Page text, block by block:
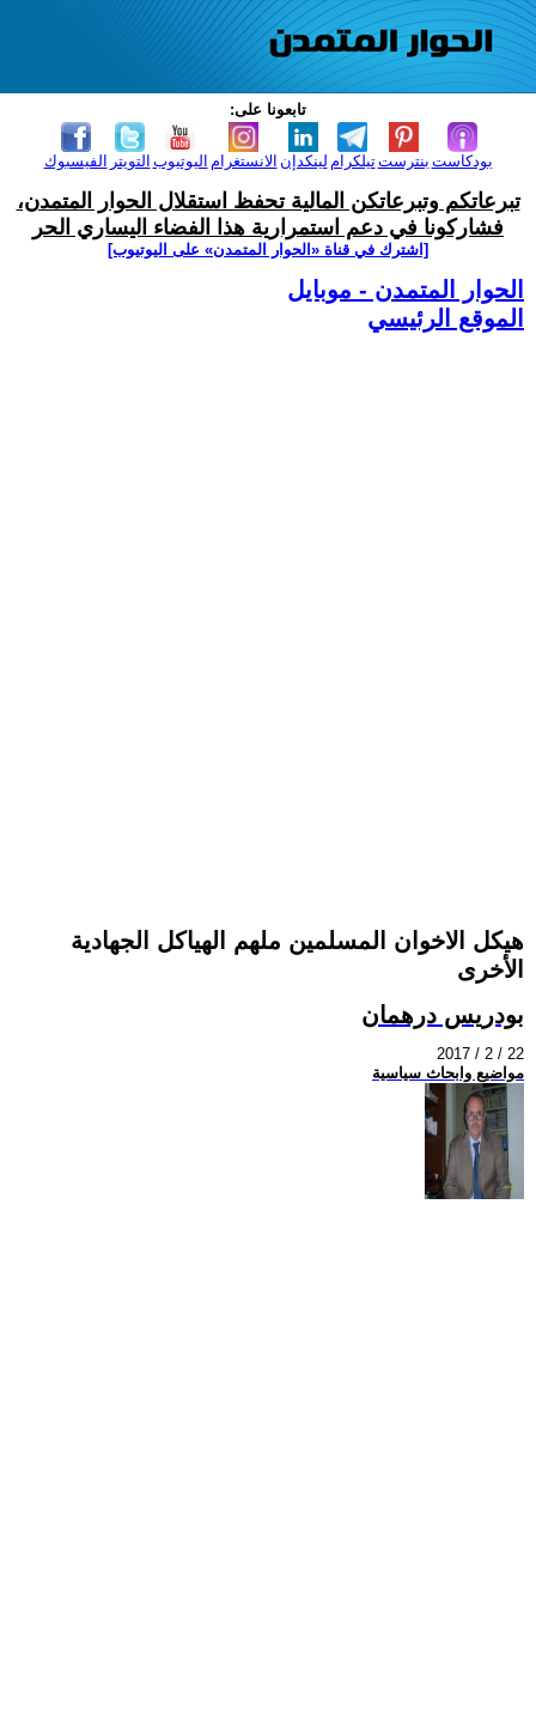
تابعونا على:
الفيسبوك التويتر اليوتيوب الانستغرام لينكدإن تيلكرامبنترست بودكاست
تبرعاتكم وتبرعاتكن المالية تحفظ استقلال الحوار المتمدن،
فشاركونا في دعم استمرارية هذا الفضاء اليساري الحر
[اشترك في قناة ‫«الحوار المتمدن» على اليوتيوب]
الحوار المتمدن - موبايل
الموقع الرئيسي
هيكل الاخوان المسلمين ملهم الهياكل الجهادية
الأخرى
بودريس درهمان
2017 / 2 / 22
مواضيع وابحاث سياسية